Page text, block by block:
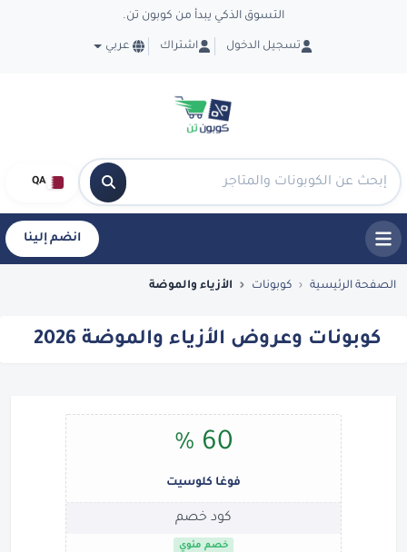
التسوق الذكي يبدأ من كوبون تن.
تسجيل الدخول اشتراك عربي
QA
انضم إلينا
كوبونات وعروض الأزياء والموضة 2026 - CouponTen
الصفحة الرئيسية كوبونات الأزياء والموضة
كوبونات وعروض الأزياء والموضة 2026
60 %
فوغا كلوسيت
كود خصم
خصم مئوي